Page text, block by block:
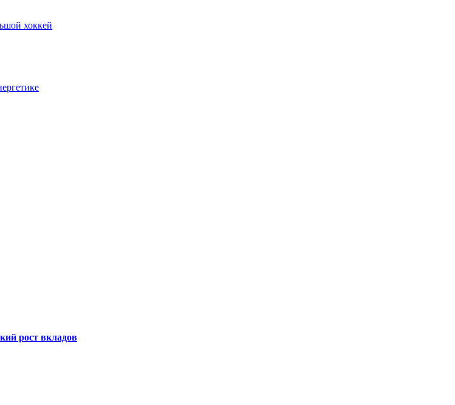
хоккей
рост вкладов